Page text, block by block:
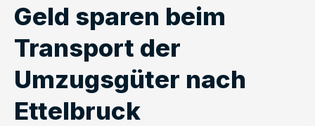
Geld sparen beim
Transport der
Umzugsgüter nach
Ettelbruck